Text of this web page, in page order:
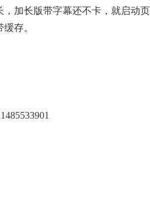
加长版带字幕还不卡，就启动页
存。